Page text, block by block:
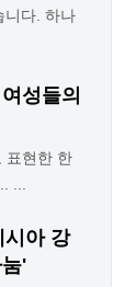
니다. 하나
성들의
표현한 한
...
시아 강
'